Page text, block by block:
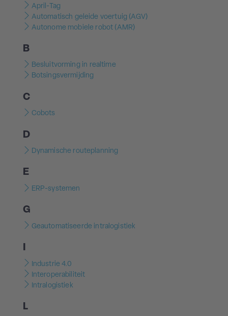
April-Tag
Automatisch geleide voertuig (AGV)
Autonome mobiele robot (AMR)
B
Besluitvorming in realtime
Botsingsvermijding
C
Cobots
D
Dynamische routeplanning
E
ERP-systemen
G
Geautomatiseerde intralogistiek
I
Industrie 4.0
Interoperabiliteit
Intralogistiek
L